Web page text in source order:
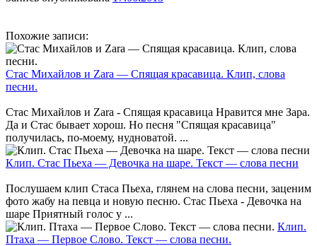
Похожие записи:
Стас Михайлов и Zara — Спящая красавица. Клип, слова
песни.
Стас Михайлов и Zara - Спящая красавица Нравится мне Зара.
Да и Стас бывает хорош. Но песня "Спящая красавица"
получилась, по-моему, нудноватой. ...
Клип. Стас Пьеха — Девочка на шаре. Текст — слова песни
Послушаем клип Стаса Пьеха, глянем на слова песни, заценим
фото жабу на певца и новую песню. Стас Пьеха - Девочка на
шаре Приятный голос у ...
Клип.
Птаха — Первое Слово. Текст — слова песни.